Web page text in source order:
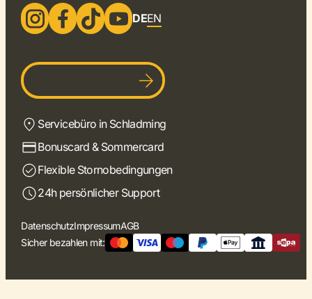
DEEN
Servicebüro in Schladming
Bonuscard & Sommercard
Flexible Stornobedingungen
24h persönlicher Support
DatenschutzImpressumAGB
Sicher bezahlen mit: